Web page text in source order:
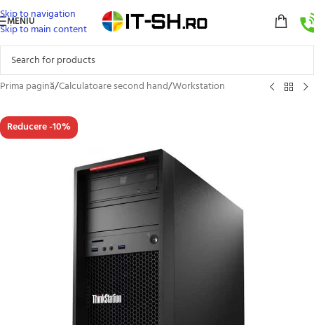
Skip to navigation
Skip to main content
MENIU
Prima pagină/Calculatoare second hand/Workstation
Reducere -10%